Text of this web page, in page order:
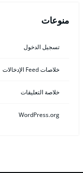
منوعات
تسجيل الدخول
خلاصات Feed الإدخالات
خلاصة التعليقات
WordPress.org